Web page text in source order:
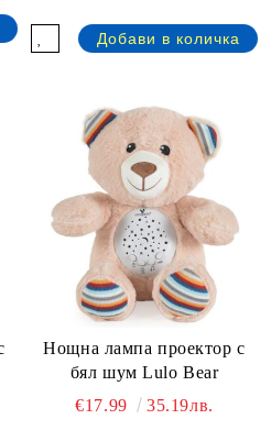
Нощна лампа проектор с
бял шум Lulo Bear
€17.99
35.19лв.